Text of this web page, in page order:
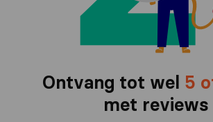
Ontvang tot wel 5
met reviews